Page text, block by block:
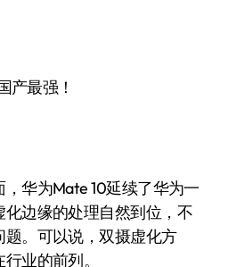
华为Mate 10延续了华为一
边缘的处理自然到位，不
。可以说，双摄虚化方
业的前列。